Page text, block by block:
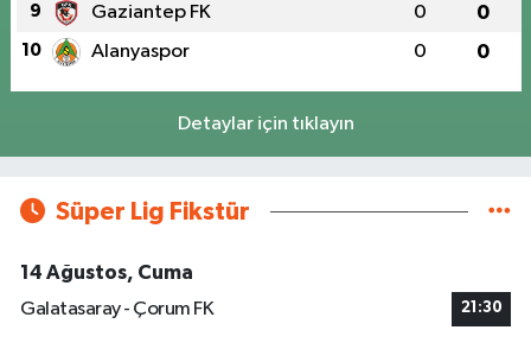
9 Gaziantep FK 0 0
10 Alanyaspor 0 0
Detaylar için tıklayın
Süper Lig Fikstür
14 Ağustos, Cuma
Galatasaray - Çorum FK
21:30